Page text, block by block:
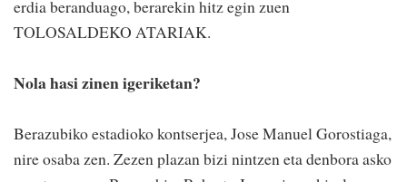
erdia beranduago, berarekin hitz egin zuen
TOLOSALDEKO ATARIAK.
Nola hasi zinen igeriketan?
Berazubiko estadioko kontserjea, Jose Manuel Gorostiaga,
nire osaba zen. Zezen plazan bizi nintzen eta denbora asko